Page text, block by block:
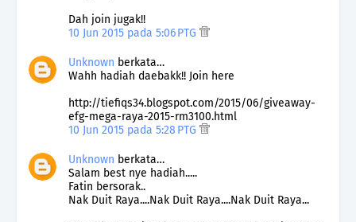
Dah join jugak!!
10 Jun 2015 pada 5:06 PTG
Unknown berkata…
Wahh hadiah daebakk!! Join here
http://tiefiqs34.blogspot.com/2015/06/giveaway-
efg-mega-raya-2015-rm3100.html
10 Jun 2015 pada 5:28 PTG
Unknown berkata…
Salam best nye hadiah.....
Fatin bersorak..
Nak Duit Raya....Nak Duit Raya....Nak Duit Raya...